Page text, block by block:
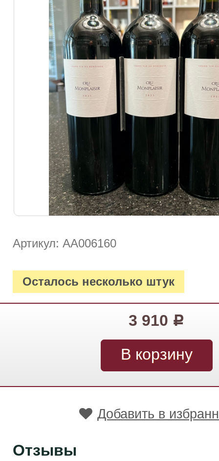
Артикул: АА006160
Осталось несколько штук
3 910 Р
Добавить в
Отзывы